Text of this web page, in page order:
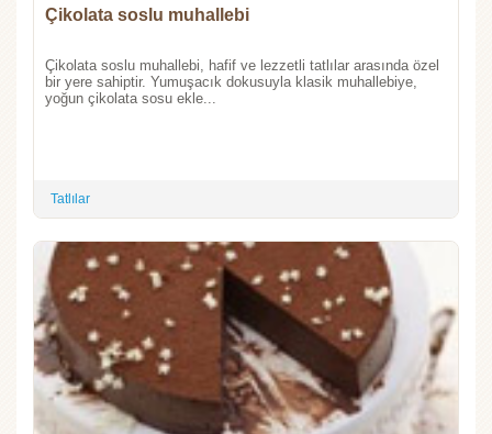
Çikolata soslu muhallebi
Çikolata soslu muhallebi, hafif ve lezzetli tatlılar arasında özel
bir yere sahiptir. Yumuşacık dokusuyla klasik muhallebiye,
yoğun çikolata sosu ekle...
Tatlılar